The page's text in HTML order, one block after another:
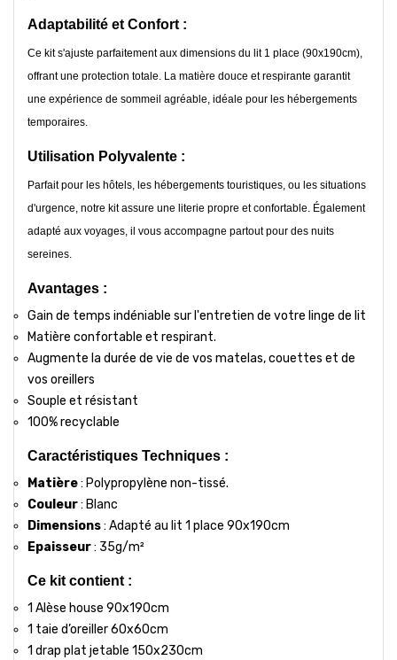
Adaptabilité et Confort :
Ce kit s'ajuste parfaitement aux dimensions du lit 1 place (90x190cm),
offrant une protection totale. La matière douce et respirante garantit
une expérience de sommeil agréable, idéale pour les hébergements
temporaires.
Utilisation Polyvalente :
Parfait pour les hôtels, les hébergements touristiques, ou les situations
d'urgence, notre kit assure une literie propre et confortable. Également
adapté aux voyages, il vous accompagne partout pour des nuits
sereines.
Avantages :
Gain de temps indéniable sur l'entretien de votre linge de lit
Matière confortable et respirant.
Augmente la durée de vie de vos matelas, couettes et de
vos oreillers
Souple et résistant
100% recyclable
Caractéristiques Techniques :
Matière: Polypropylène non-tissé.
Couleur: Blanc
Dimensions: Adapté au lit 1 place 90x190cm
Epaisseur: 35g/m²
Ce kit contient :
1 Alèse house 90x190cm
1 taie d’oreiller 60x60cm
1 drap plat jetable 150x230cm